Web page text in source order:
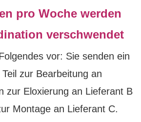
pro Woche werden
verschwendet
vor: Sie senden ein
zur Bearbeitung an
zur Eloxierung an Lieferant B
Montage an Lieferant C.